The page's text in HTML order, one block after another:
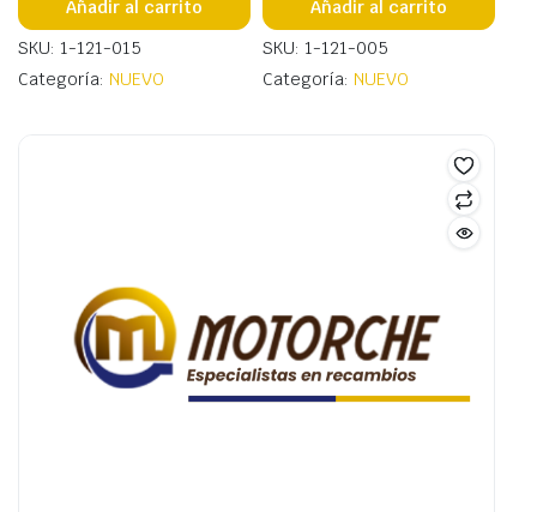
Añadir al carrito
SKU: 1-121-015
Categoría: NUEVO
Añadir al carrito
SKU: 1-121-005
Categoría: NUEVO